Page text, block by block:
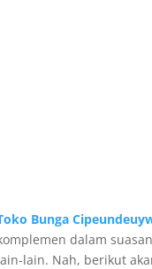
Bunga
dalam
lain. Nah, berikut